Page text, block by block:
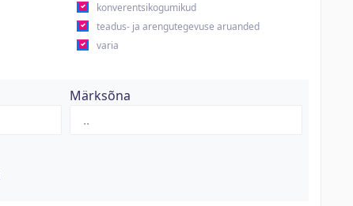
konverentsikogumikud
teadus- ja arengutegevuse aruanded
varia
Märksõna